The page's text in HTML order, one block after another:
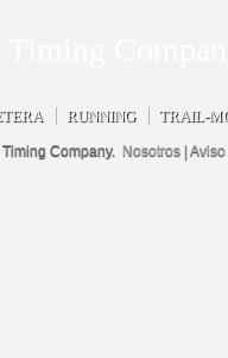
RUNNING TRAIL-
Company. Nosotros |Aviso